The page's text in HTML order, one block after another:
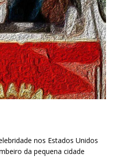
nos Estados Unidos
da pequena cidade